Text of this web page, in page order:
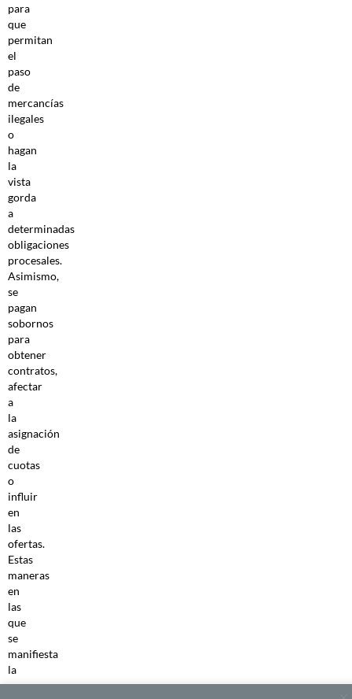
para
que
permitan
el
paso
de
mercancías
ilegales
o
hagan
la
vista
gorda
a
determinadas
obligaciones
procesales.
Asimismo,
se
pagan
sobornos
para
obtener
contratos,
afectar
a
la
asignación
de
cuotas
o
influir
en
las
ofertas.
Estas
maneras
en
las
que
se
manifiesta
la
gran